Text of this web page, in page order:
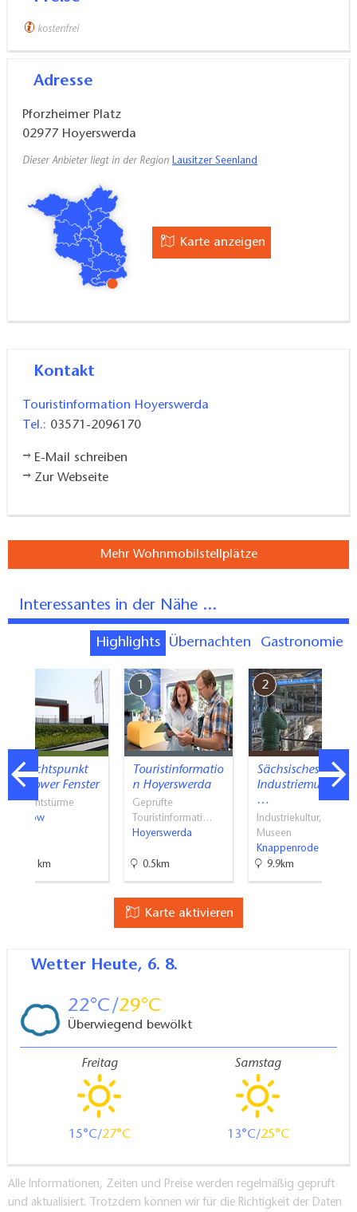
kostenfrei
Adresse
Pforzheimer Platz
02977 Hoyerswerda
Dieser Anbieter liegt in der Region Lausitzer Seenland
Karte anzeigen
Kontakt
Touristinformation Hoyerswerda
Tel.: 03571-2096170
E-Mail schreiben
Zur Webseite
Mehr Wohnmobilstellplätze
Interessantes in der Nähe ...
Highlights Übernachten Gastronomie
Aussichtspunkt
Welzower Fenster
Aussichtstürme
Welzow
17.1km
1
Touristinformatio
n Hoyerswerda
Geprüfte
Touristinformati…
Hoyerswerda
0.5km
2
Sächsisches
Industriemuseum
…
Industriekultur,
Museen
Knappenrode
9.9km
Karte aktivieren
Wetter Heute, 6. 8.
22 29
Überwiegend bewölkt
Freitag
15 27
Samstag
13 25
Alle Informationen, Zeiten und Preise werden regelmäßig geprüft
und aktualisiert. Trotzdem können wir für die Richtigkeit der Daten